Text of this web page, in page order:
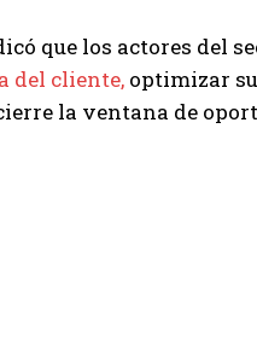
que los actores del
del cliente, optimizar
la ventana de